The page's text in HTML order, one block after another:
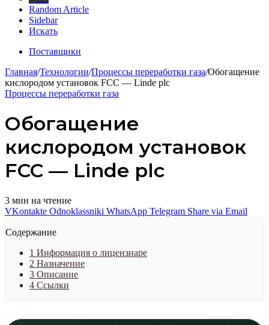
Random Article
Sidebar
Искать
Поставщики
Главная/Технологии/Процессы переработки газа/Обогащение
кислородом установок FCC — Linde plc
Процессы переработки газа
Обогащение
кислородом установок
FCC — Linde plc
3 мин на чтение
VKontakte Odnoklassniki WhatsApp Telegram Share via Email
Содержание
1 Информация о лицензиаре
2 Назначение
3 Описание
4 Ссылки